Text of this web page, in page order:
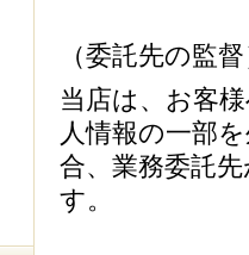
（委託先の監
当店は、お客
人情報の一部
合、業務委託
す。